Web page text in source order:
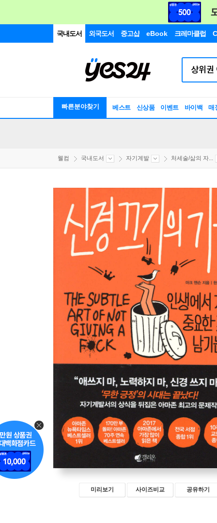
국내도서 외국도서 중고샵 eBook 크레마클럽
빠른분야찾기 베스트 신상품 이벤트 바이백 매
웰컴 국내도서 자기계발 처세술/삶의 자...
미리보기 사이즈비교 공유하기